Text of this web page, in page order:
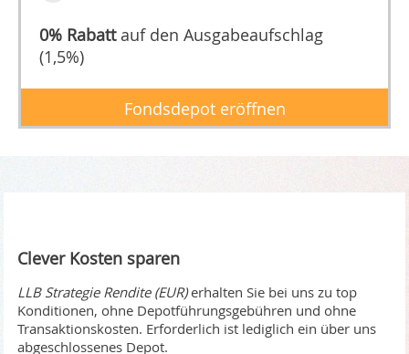
0% Rabattauf den Ausgabeaufschlag
(1,5%)
Fondsdepot eröffnen
Clever Kosten sparen
LLB Strategie Rendite (EUR)erhalten Sie bei uns zu top
Konditionen, ohne Depotführungsgebühren und ohne
Transaktionskosten. Erforderlich ist lediglich ein über uns
abgeschlossenes Depot.